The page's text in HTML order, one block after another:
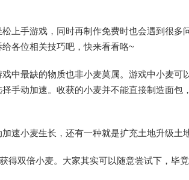
手游戏，同时再制作免费时也会遇到很多
各位相关技巧吧，快来看看咯~
最缺的物质也非小麦莫属。游戏中小麦可
手动加速。收获的小麦并不能直接制造面包
小麦生长，还有一种就是扩充土地升级土地
双倍小麦。大家其实可以随意尝试下，毕